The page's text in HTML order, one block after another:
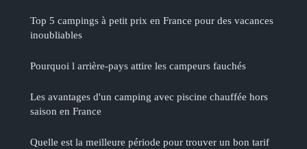
Top 5 campings à petit prix en France pour des vacances
inoubliables
Pourquoi l arrière-pays attire les campeurs fauchés
Les avantages d'un camping avec piscine chauffée hors
saison en France
Quelle est la meilleure période pour trouver un bon tarif